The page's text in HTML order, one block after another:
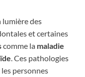
lumière des
et certaines
comme la maladie
. Ces pathologies
personnes